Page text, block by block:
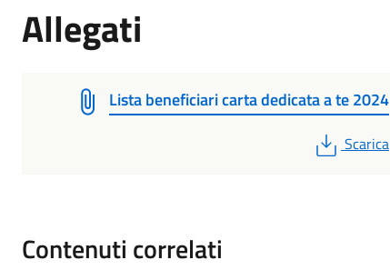
Allegati
Lista beneficiari carta dedicata a te 2024
PDF
Scarica
Contenuti correlati